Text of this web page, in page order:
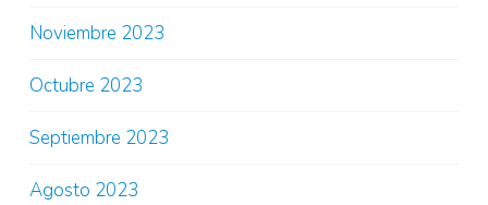
Noviembre 2023
Octubre 2023
Septiembre 2023
Agosto 2023